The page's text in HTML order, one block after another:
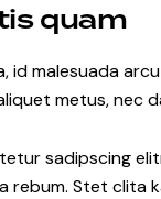
quam
id malesuada
metus, nec
sadipscing
Stet clita